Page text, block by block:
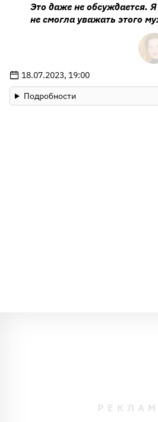
Это даже не обсуждается.
не смогла уважать этого
18.07.2023, 19:00
Подробности